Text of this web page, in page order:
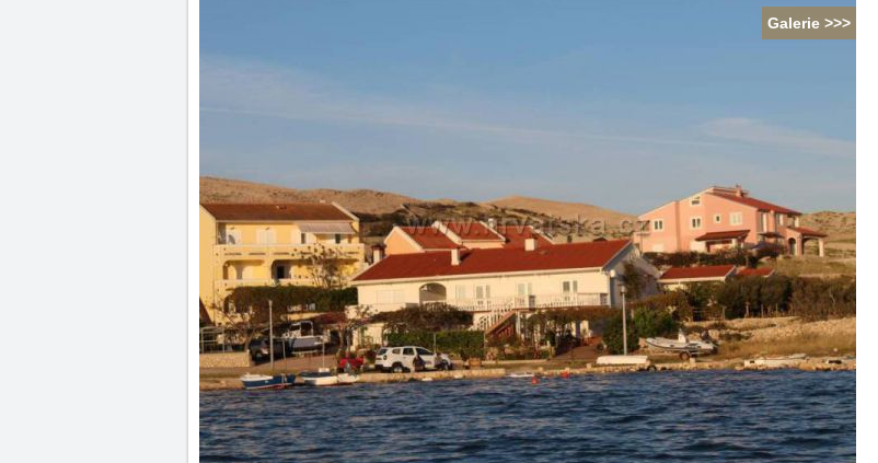
Galerie >>>